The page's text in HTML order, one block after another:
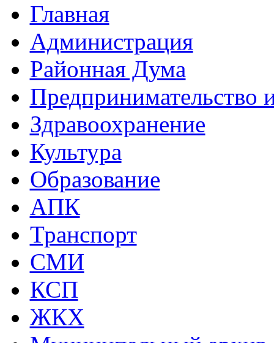
Главная
Администрация
Районная Дума
Предпринимательство
Здравоохранение
Культура
Образование
АПК
Транспорт
СМИ
КСП
ЖКХ